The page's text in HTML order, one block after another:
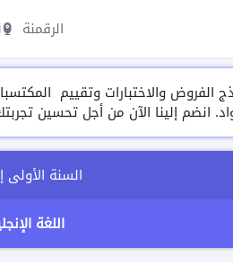
الرقمنة amatti
انضم إلينا الآن من أجل تحسين
السنة الأولى
اللغة